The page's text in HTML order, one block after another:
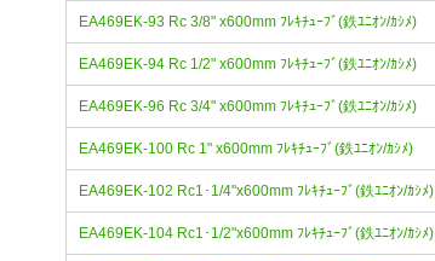
EA469EK-93 Rc 3/8" x600mm ﾌﾚｷﾁｭｰﾌﾞ(鉄ﾕﾆｵﾝ/ｶｼﾒ)
EA469EK-94 Rc 1/2" x600mm ﾌﾚｷﾁｭｰﾌﾞ(鉄ﾕﾆｵﾝ/ｶｼﾒ)
EA469EK-96 Rc 3/4" x600mm ﾌﾚｷﾁｭｰﾌﾞ(鉄ﾕﾆｵﾝ/ｶｼﾒ)
EA469EK-100 Rc 1" x600mm ﾌﾚｷﾁｭｰﾌﾞ(鉄ﾕﾆｵﾝ/ｶｼﾒ)
EA469EK-102 Rc1･1/4"x600mm ﾌﾚｷﾁｭｰﾌﾞ(鉄ﾕﾆｵﾝ/ｶｼﾒ)
EA469EK-104 Rc1･1/2"x600mm ﾌﾚｷﾁｭｰﾌﾞ(鉄ﾕﾆｵﾝ/ｶｼﾒ)